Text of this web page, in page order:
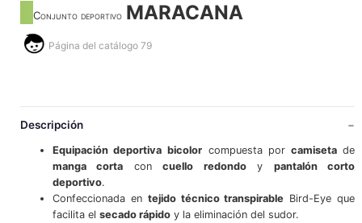
Conjunto deportivo MARACANA
Página del catálogo 79
Descripción
Equipación deportiva bicolor compuesta por camisetade
manga corta concuello redondoy pantalón corto
deportivo.
Confeccionada en tejido técnico transpirable Bird-Eye que
facilita el secado rápidoy la eliminación del sudor.